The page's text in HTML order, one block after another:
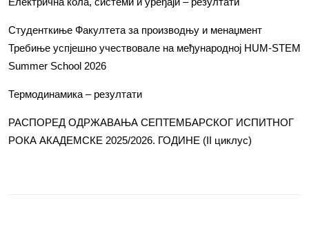
Студенткиње Факултета за производњу и менаџмент
Требиње успјешно учествовале на међународној HUM-STEM
Summer School 2026
Термодинамика – резултати
РАСПОРЕД ОДРЖАВАЊА СЕПТЕМБАРСКОГ ИСПИТНОГ
РОКА АКАДЕМСКЕ 2025/2026. ГОДИНЕ (II циклус)